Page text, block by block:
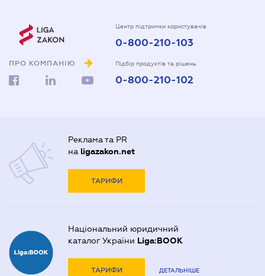
ПРО КОМПАНІЮ
Центр підтримки користувачів
0-800-210-103
Підбір продуктів та рішень
0-800-210-102
Реклама та PR
на ligazakon.net
ТАРИФИ
Національний юридичний
каталог України Liga:BOOK
ТАРИФИ ДЕТАЛЬНІШЕ